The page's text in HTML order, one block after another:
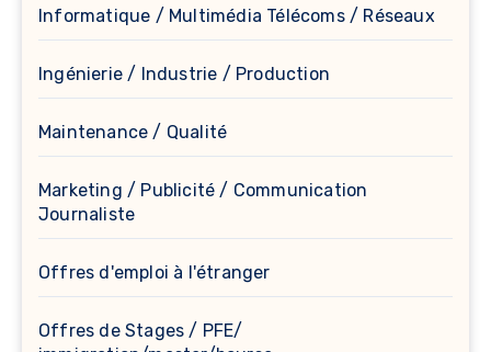
Informatique / Multimédia Télécoms / Réseaux
Ingénierie / Industrie / Production
Maintenance / Qualité
Marketing / Publicité / Communication
Journaliste
Offres d'emploi à l'étranger
Offres de Stages / PFE/